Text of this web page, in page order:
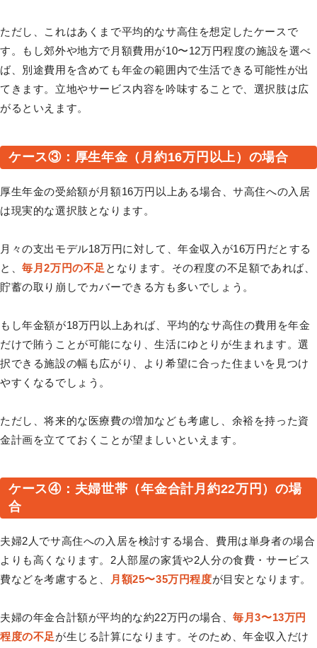
ただし、これはあくまで平均的なサ高住を想定したケースで
す。もし郊外や地方で月額費用が10〜12万円程度の施設を選べ
ば、別途費用を含めても年金の範囲内で生活できる可能性が出
てきます。立地やサービス内容を吟味することで、選択肢は広
がるといえます。
ケース③：厚生年金（月約16万円以上）の場合
厚生年金の受給額が月額16万円以上ある場合、サ高住への入居
は現実的な選択肢となります。
月々の支出モデル18万円に対して、年金収入が16万円だとする
と、毎月2万円の不足 となります。その程度の不足額であれば、
貯蓄の取り崩しでカバーできる方も多いでしょう。
もし年金額が18万円以上あれば、平均的なサ高住の費用を年金
だけで賄うことが可能になり、生活にゆとりが生まれます。選
択できる施設の幅も広がり、より希望に合った住まいを見つけ
やすくなるでしょう。
ただし、将来的な医療費の増加なども考慮し、余裕を持った資
金計画を立てておくことが望ましいといえます。
ケース④：夫婦世帯（年金合計月約22万円）の場
合
夫婦2人でサ高住への入居を検討する場合、費用は単身者の場合
よりも高くなります。2人部屋の家賃や2人分の食費・サービス
費などを考慮すると、
月額25〜35万円程度が目安となります。
夫婦の年金合計額が平均的な約22万円の場合、毎月3〜13万円
程度の不足が生じる計算になります。そのため、年金収入だけ